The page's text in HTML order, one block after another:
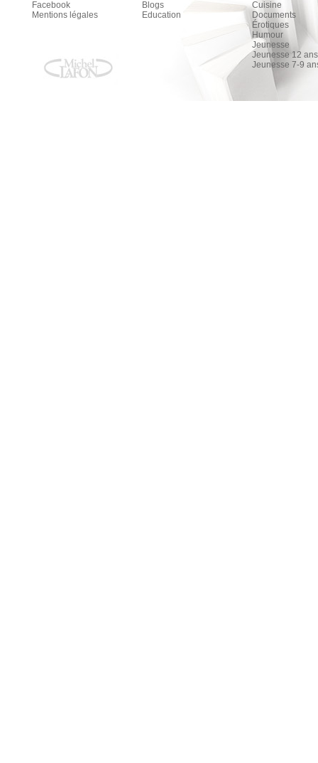
Facebook
Mentions légales
Blogs
Education
Cuisine
Documents
Érotiques
Humour
Jeunesse
Jeunesse 12
Jeunesse 7-9